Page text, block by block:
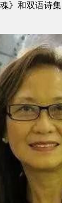
》和双语诗集